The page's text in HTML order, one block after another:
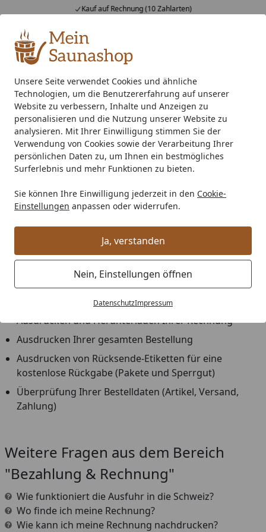
Unsere Seite verwendet Cookies und ähnliche
Technologien, um die Benutzererfahrung auf unserer
Website zu verbessern, Inhalte und Anzeigen zu
personalisieren und die Nutzung unserer Website zu
analysieren. Mit Ihrer Einwilligung stimmen Sie der
Verwendung von Cookies sowie der Verarbeitung Ihrer
persönlichen Daten zu, um Ihnen ein bestmögliches
Surferlebnis und mehr Funktionen zu bieten.
Sie können Ihre Einwilligung jederzeit in den Cookie-
Einstellungen anpassen oder widerrufen.
Ja, verstanden
Nein, Einstellungen öffnen
DatenschutzImpressum
Kauf auf Rechnung (10 Zahlarten)
Alle Produkte
Mein Konto
Suchen
Startseite
Zahlung eingegangen?
Ist meine Zahlung eingegangen?
Unter der Rubrik "Meine Bestellung", die sich in
unserem Shop in der obersten Zeile (Header) befindet,
können Sie einsehen, ob Ihre Zahlung bei uns
eingegangen ist.
Unter "Meine Bestellung" können Sie jederzeit Ihre
Bestellung nachverfolgen und sich dort weitere
Informationen anzeigen lassen, wie zum Beispiel
Voraussichtlicher Liefertermin
Status Ihrer Bestellung
Verfolgen Ihrer Sendung über DHL oder GLS
Ausdrucken und Herunterladen Ihrer Rechnung
Ausdrucken Ihrer gesamten Bestellung
Ausdrucken von Rücksende-Etiketten für eine
kostenlose Rückgabe (Pakete und Sperrgut)
Überprüfung Ihrer Bestelldaten (Artikel, Versand,
Zahlung)
Weitere Fragen aus dem Bereich
"Bezahlung & Rechnung"
Wie funktioniert die Ausfuhr in die Schweiz?
Wo finde ich meine Rechnung?
Wie kann ich meine Rechnung nachdrucken?